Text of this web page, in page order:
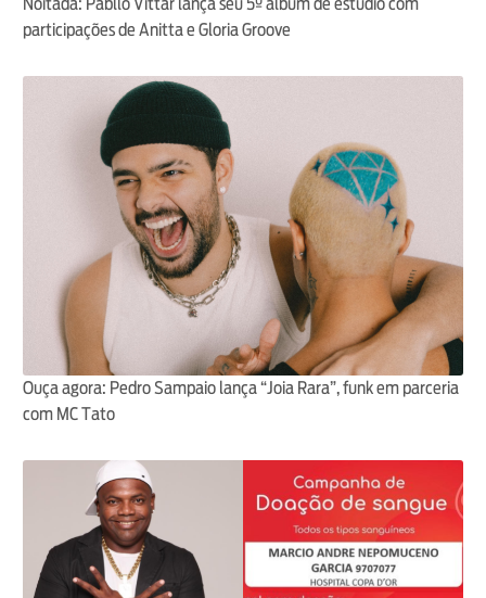
participações de Anitta e Gloria Groove
Ouça agora: Pedro Sampaio lança “Joia Rara”, funk em parceria
com MC Tato